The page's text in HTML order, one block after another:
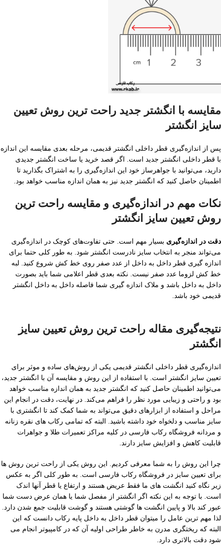
مقایسه با انگشتر جدید راحت ترین روش تعیین
سایز انگشتر
پس از اندازه‌گیری قطر داخلی انگشتر قدیمی، مرحله بعدی مقایسه این اندازه
با قطر داخلی انگشتر جدید است. اگر قصد خرید یا ساخت انگشتر جدیدی
دارید، می‌توانید با جواهرساز خود این اندازه‌گیری را به اشتراک بگذارید تا
اطمینان حاصل کنید که انگشتر جدید نیز به همان اندازه مناسب خواهد بود.
نکات مهم در اندازه‌گیری و مقایسه راحت ترین
روش تعیین سایز انگشتر
دقت در اندازه‌گیری بسیار مهم است. حتی تفاوت‌های کوچک در اندازه‌گیری
می‌تواند منجر به انتخاب سایز نادرست انگشتر شود. به طور کلی حتما برای
اندازه گیری قطر داخل به داخل از عدد صفر روی خط کش شروع کنید. لبه
خط کش لزوما عدد صفر نیست. نکته بعدی قطر اعلامی شما باید بصورت
داخل به داخل باشد و ملاک اندازه گیری شما فاصله داخل به داخل انگشتر
قدیمی خود باشد.
نتیجه‌گیری مقاله راحت ترین روش تعیین سایز
انگشتر
اندازه‌گیری قطر داخلی انگشتر قدیمی یکی از روش‌های ساده و موثر برای
تعیین سایز انگشتر است. با استفاده از این روش و مقایسه آن با انگشتر جدید،
می‌توانید اطمینان حاصل کنید که انگشتر جدید به همان اندازه مناسب خواهد
بود و راحتی و زیبایی مورد نظر را فراهم می‌کند. در نهایت، دقت در انجام این
مراحل و استفاده از ابزارهای دقیق می‌تواند به شما کمک کند تا انگشتری با
سایز مناسب و دلخواه خود داشته باشید. البته که تمامی رکاب های نقره زنانه
و مردانه فروشگاه رکاب فارسی در کلیه مراکز تعمیرات طلا و جواهرات
قابلیت کاهش و افزایش سایز دارند.
چرا این روش را به شما معرفی کردیم. این روش یکی از راحت ترین روش ها
برای تعیین سایز در فروشگاه رکاب فارسی است. به طور کلی اگر به عکس
زیر نگاه کنید انگشت های ما فقط عریض هستند و ارتفاع یا قطر آنها اندک
است. با توجه به این نکته اگر انگشتر از مفصل شما یا همان عرض دست شما
عبور کند بالا و پایین انگشت ها گوشتی هستند و گوشت قابلیت جمع شدن دارد.
لذا مهم ترین عامل را میتوان قطر داخل به داخل پایه رکاب دانست که این
البته که ریختگری مدرن به خاطر طراحی اولیه آن که در کامپیوتر انجام می
شود دقت بالاتری دارد.